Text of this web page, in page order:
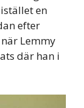
en
efter
Lemmy
där han i